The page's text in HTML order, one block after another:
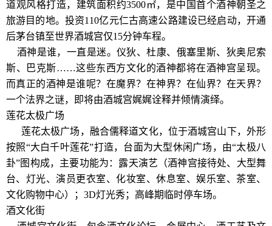
道观风格打造，建筑面积约3500㎡，是中国首个酒神朝圣之
旅游目的地。投资110亿元仁古高速公路建设已经启动，开通
后茅台镇至世界酒城宫仅15分钟车程。
酒神是谁，一直是迷。仪狄、杜康、俄塞里斯、狄奥尼索
斯、巴克斯……这些东西方文化的酒神都将在酒神宫呈现。
而真正的酒神是谁呢？在魔界？在神界？在仙界？在天界？
一个法界之谜，即将由酒城宫娓娓诠释并倾情演绎。
莲花太极广场
莲花太极广场，融合儒释道文化，位于酒城宫山下，外形
按照“大白千叶莲花”打造，台面为大型休闲广场，由“太极八
卦”图构成，主要功能为：露天演艺（酒神宫接待处、大型舞
台、灯光、演员更衣室、化妆室、休息室、娱乐室、茶室、
文化购物中心）；3D灯光秀；高峰期临时停车场。
酒文化街